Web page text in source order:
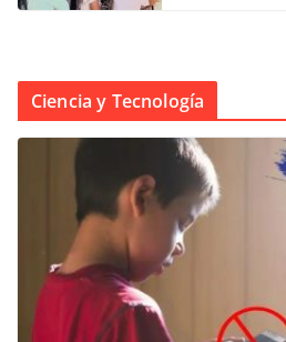
Ciencia y Tecnología